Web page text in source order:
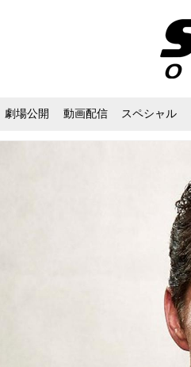
劇場公開 動画配信 スペシャル